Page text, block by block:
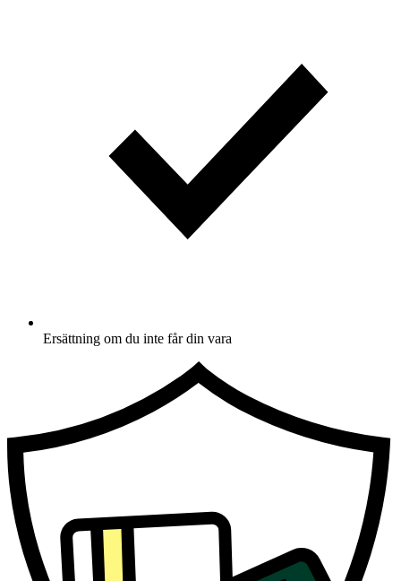
Ersättning om du inte får din vara